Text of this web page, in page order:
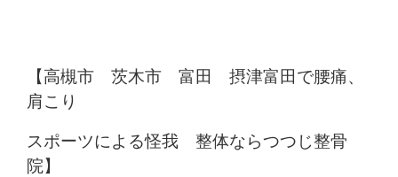
【高槻市 茨木市 富田 摂津富田で腰痛、
肩こり
スポーツによる怪我 整体ならつつじ整骨
院】